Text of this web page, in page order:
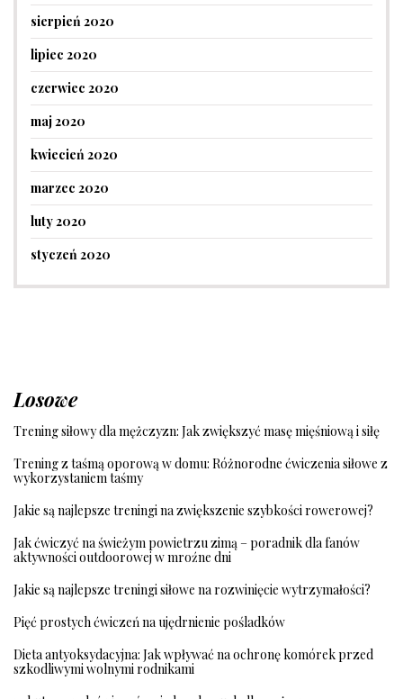
sierpień 2020
lipiec 2020
czerwiec 2020
maj 2020
kwiecień 2020
marzec 2020
luty 2020
styczeń 2020
Losowe
Trening siłowy dla mężczyzn: Jak zwiększyć masę mięśniową i siłę
Trening z taśmą oporową w domu: Różnorodne ćwiczenia siłowe z
wykorzystaniem taśmy
Jakie są najlepsze treningi na zwiększenie szybkości rowerowej?
Jak ćwiczyć na świeżym powietrzu zimą – poradnik dla fanów
aktywności outdoorowej w mroźne dni
Jakie są najlepsze treningi siłowe na rozwinięcie wytrzymałości?
Pięć prostych ćwiczeń na ujędrnienie pośladków
Dieta antyoksydacyjna: Jak wpływać na ochronę komórek przed
szkodliwymi wolnymi rodnikami